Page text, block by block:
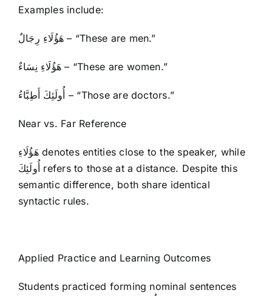
Examples include:
هَؤُلَاءِ رِجَالٌ – “These are men.”
هَؤُلَاءِ نِسَاءٌ – “These are women.”
أُولَئِكَ أَطِبَّاءُ – “Those are doctors.”
Near vs. Far Reference
هَؤُلَاءِ denotes entities close to the speaker, while
أُولَئِكَ refers to those at a distance. Despite this
semantic difference, both share identical
syntactic rules.
Applied Practice and Learning Outcomes
Students practiced forming nominal sentences